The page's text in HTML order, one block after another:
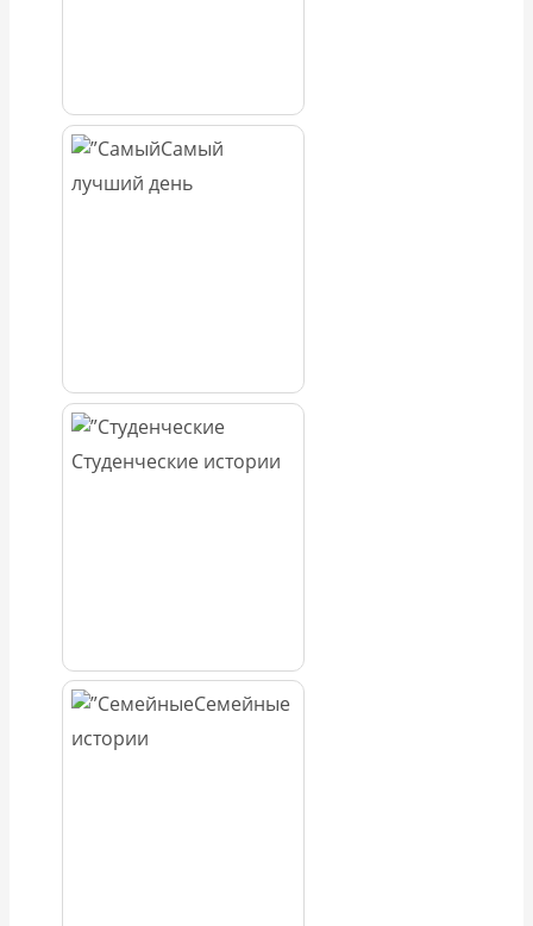
Самый
лучший день
Студенческие истории
Семейные
истории